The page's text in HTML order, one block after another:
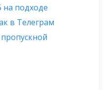
на подходе
в Телеграм